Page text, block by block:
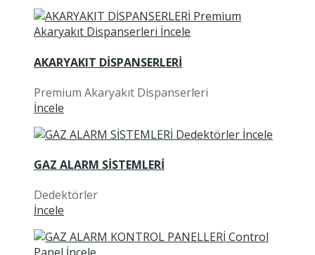
AKARYAKIT DİSPANSERLERİ
Premium Akaryakıt Dispanserleri
İncele
GAZ ALARM SİSTEMLERİ
Dedektörler
İncele